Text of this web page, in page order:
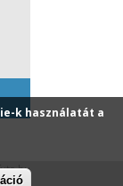
k használatát a